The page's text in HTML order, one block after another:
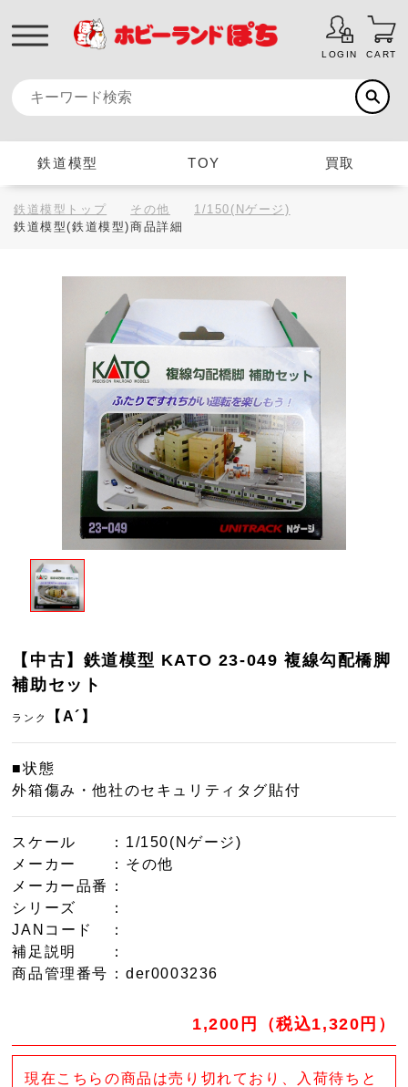
LOGIN CART
鉄道模型 TOY 買取
鉄道模型トップ その他
1/150(Nゲージ)
鉄道模型(鉄道模型)商品詳細
【中古】鉄道模型 KATO 23-049 複線勾配橋脚
補助セット
ランク 【A´】
■状態
外箱傷み・他社のセキュリティタグ貼付
スケール
：1/150(Nゲージ)
メーカー
：その他
メーカー品番
：
シリーズ
：
JANコード
：
補足説明
：
商品管理番号 ：der0003236
1,200円（税込1,320円）
現在こちらの商品は売り切れており、入荷待ちと